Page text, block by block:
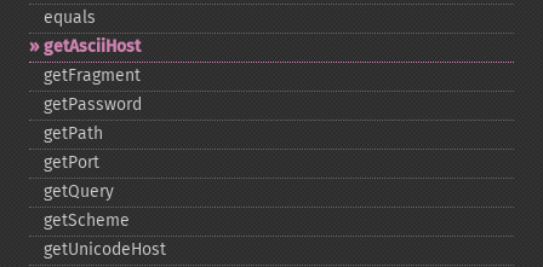
equals
getAsciiHost
getFragment
getPassword
getPath
getPort
getQuery
getScheme
getUnicodeHost